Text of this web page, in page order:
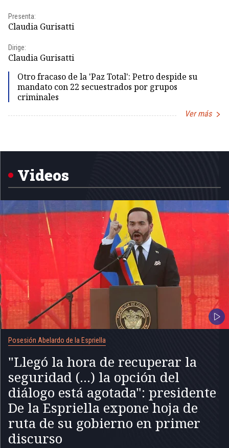
Presenta:
Claudia Gurisatti
Dirige:
Claudia Gurisatti
Otro fracaso de la 'Paz Total': Petro despide su
mandato con 22 secuestrados por grupos
criminales
Ver más
5
Videos
Posesión Abelardo de la Espriella
"Llegó la hora de recuperar la
seguridad (...) la opción del
diálogo está agotada": presidente
De la Espriella expone hoja de
ruta de su gobierno en primer
discurso